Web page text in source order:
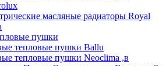
масляные радиаторы Royal
пушки
тепловые пушки Ballu
тепловые пушки Neoclima ,в